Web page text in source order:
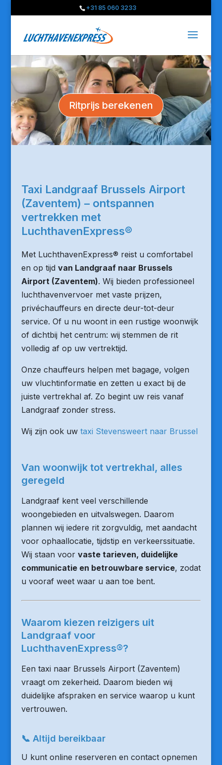
+31 85 060 3233
Ritprijs berekenen
Taxi Landgraaf Brussels Airport
(Zaventem) – ontspannen
vertrekken met
LuchthavenExpress®
Met LuchthavenExpress® reist u comfortabel
en op tijd van Landgraaf naar Brussels
Airport (Zaventem). Wij bieden professioneel
luchthavenvervoer met vaste prijzen,
privéchauffeurs en directe deur-tot-deur
service. Of u nu woont in een rustige woonwijk
of dichtbij het centrum: wij stemmen de rit
volledig af op uw vertrektijd.
Onze chauffeurs helpen met bagage, volgen
uw vluchtinformatie en zetten u exact bij de
juiste vertrekhal af. Zo begint uw reis vanaf
Landgraaf zonder stress.
Wij zijn ook uw taxi Stevensweert naar Brussel
Van woonwijk tot vertrekhal, alles
geregeld
Landgraaf kent veel verschillende
woongebieden en uitvalswegen. Daarom
plannen wij iedere rit zorgvuldig, met aandacht
voor ophaallocatie, tijdstip en verkeerssituatie.
Wij staan voor vaste tarieven, duidelijke
communicatie en betrouwbare service, zodat
u vooraf weet waar u aan toe bent.
Waarom kiezen reizigers uit
Landgraaf voor
LuchthavenExpress®?
Een taxi naar Brussels Airport (Zaventem)
vraagt om zekerheid. Daarom bieden wij
duidelijke afspraken en service waarop u kunt
vertrouwen.
📞 Altijd bereikbaar
U kunt online reserveren en contact opnemen